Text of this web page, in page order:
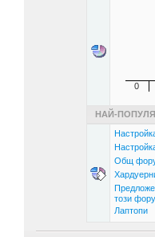
0
НАЙ-
Общ
този
Лаптопи